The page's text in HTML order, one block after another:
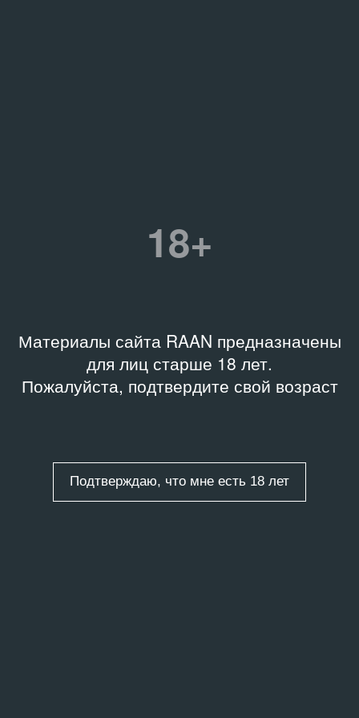
18+
Материалы сайта RAAN предназначены
для лиц старше 18 лет.
Пожалуйста, подтвердите свой возраст
Подтверждаю, что мне есть 18 лет